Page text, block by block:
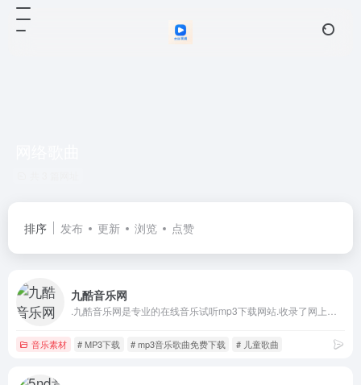
排序 发布 更新 浏览 点赞
九酷音乐网
音乐素材 # MP3下载 # mp3音乐歌曲免费下载 # 儿童歌曲